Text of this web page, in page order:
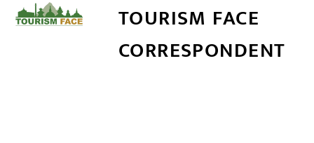
TOURISM FACE
CORRESPONDENT